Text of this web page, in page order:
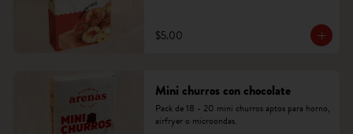
$5.00
Mini churros con chocolate
Pack de 18 - 20 mini churros aptos para horno,
airfryer o microondas.